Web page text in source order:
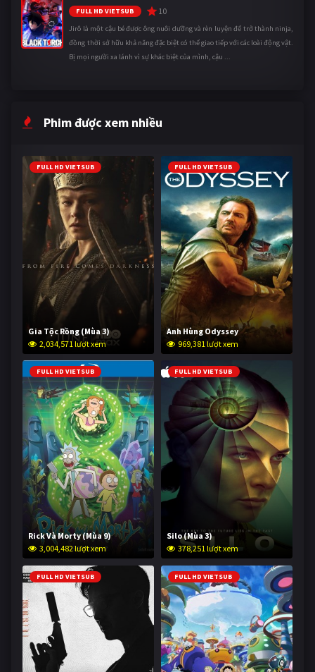
FULL HD VIETSUB 10
Jirô là một cậu bé được ông nuôi dưỡng và rèn luyện để trở thành ninja,
đồng thời sở hữu khả năng đặc biệt có thể giao tiếp với các loài động vật.
Bị mọi người xa lánh vì sự khác biệt của mình, cậu ...
Phim được xem nhiều
FULL HD VIETSUB
Gia Tộc Rồng (Mùa 3)
2,034,571 lượt xem
FULL HD VIETSUB
Anh Hùng Odyssey
969,381 lượt xem
FULL HD VIETSUB
Rick Và Morty (Mùa 9)
3,004,482 lượt xem
FULL HD VIETSUB
Silo (Mùa 3)
378,251 lượt xem
FULL HD VIETSUB FULL HD VIETSUB